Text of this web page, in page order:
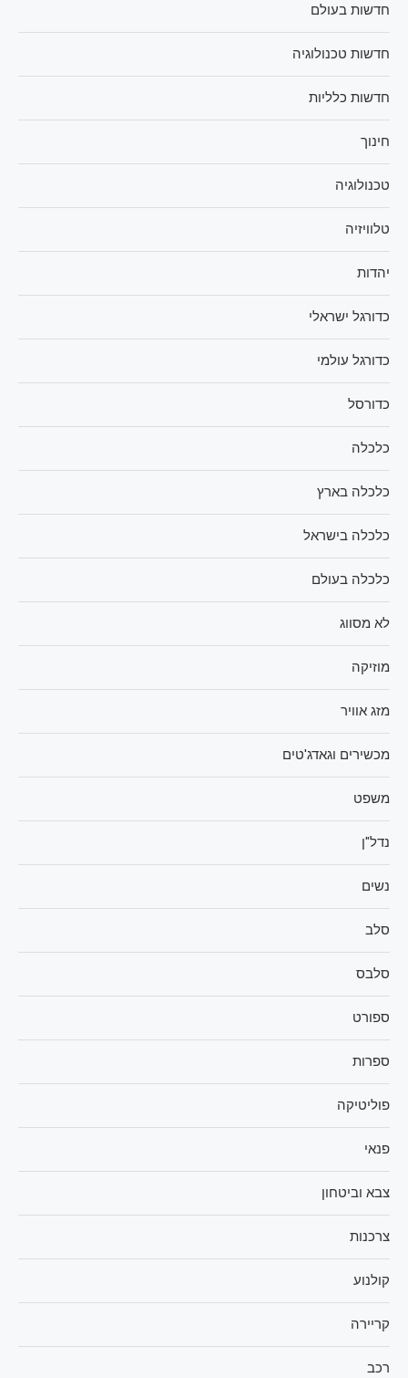
חדשות בעולם
חדשות טכנולוגיה
חדשות כלליות
חינוך
טכנולוגיה
טלוויזיה
יהדות
כדורגל ישראלי
כדורגל עולמי
כדורסל
כלכלה
כלכלה בארץ
כלכלה בישראל
כלכלה בעולם
לא מסווג
מוזיקה
מזג אוויר
מכשירים וגאדג'טים
משפט
נדל"ן
נשים
סלב
סלבס
ספורט
ספרות
פוליטיקה
פנאי
צבא וביטחון
צרכנות
קולנוע
קריירה
רכב